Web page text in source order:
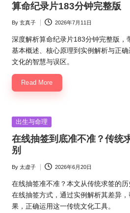
算命纪录片183分钟完整版
Posted
by
By 玄真子 2026年7月11日
深度解析算命纪录片183分钟完整版，
基本概述、核心原理到实例解析与正
文化的智慧与误区。
Read More
Posted
出生与命理
在线抽签到底准不准？传统
别
Posted
by
By 太虚子 2026年6月20日
在线抽签准不准？本文从传统求签的
在线抽签方式，通过实例解析其差异
果，正确运用这一传统文化工具。